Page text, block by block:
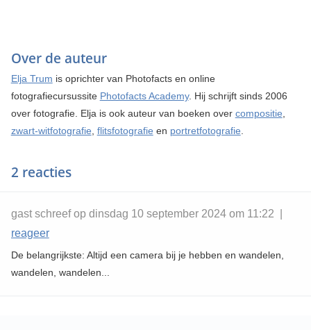
Over de auteur
Elja Trum is oprichter van Photofacts en online
fotografiecursussite Photofacts Academy. Hij schrijft sinds 2006
over fotografie. Elja is ook auteur van boeken over compositie
zwart-witfotografie flitsfotografie en portretfotografie
2 reacties
gast schreef op dinsdag 10 september 2024 om 11:22 |
reageer
De belangrijkste: Altijd een camera bij je hebben en wandelen,
wandelen, wandelen...